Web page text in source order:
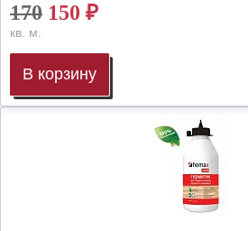
170 150 ₽
кв. м.
В корзину